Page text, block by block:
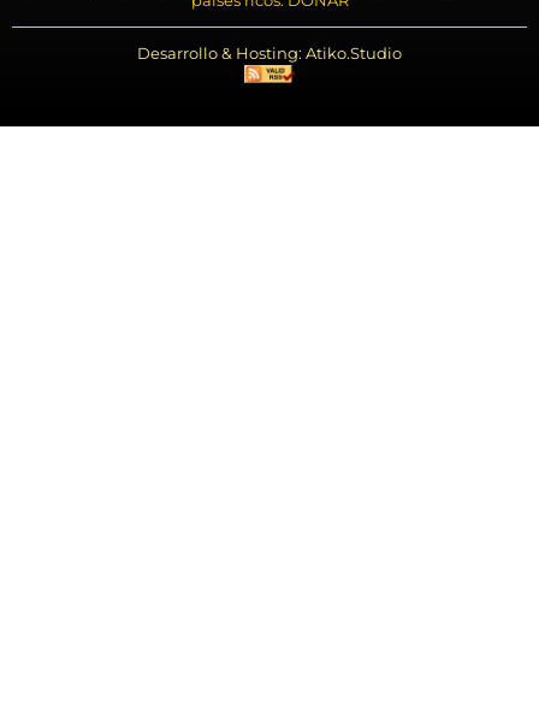
Desarrollo & Hosting: Atiko.Studio